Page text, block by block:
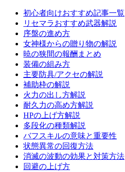
初心者向けおすすめ記事一覧
リセマラおすすめ武器解説
序盤の進め方
女神様からの贈り物の解説
暁の狭間の報酬まとめ
装備の組み方
主要防具/アクセの解説
補助枠の解説
火力の出し方解説
耐久力の高め方解説
HPの上げ方解説
多段化の種類解説
バフスキルの意味と重要性
状態異常の回復方法
消滅の波動の効果と対策方法
回避の上げ方